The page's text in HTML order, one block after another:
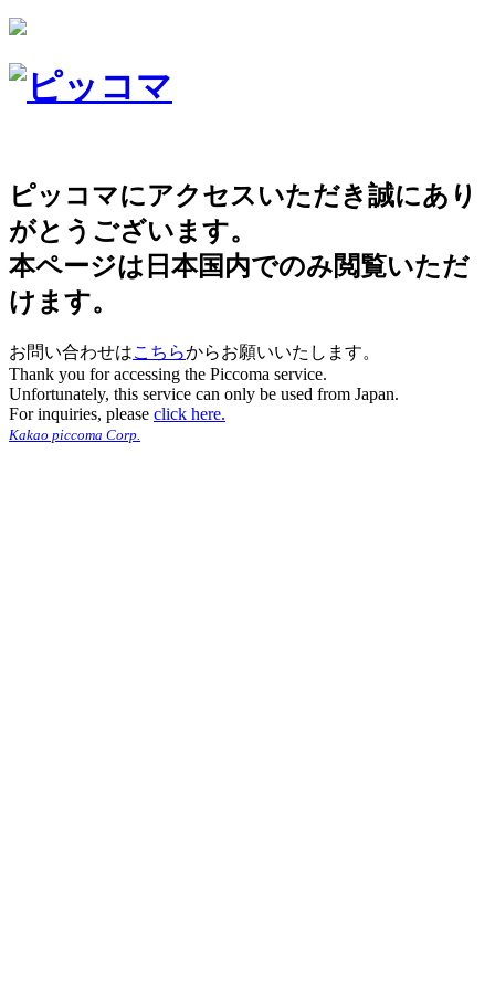
ピッコマにアクセスいただき誠にあり
がとうございます。
本ページは日本国内でのみ閲覧いただ
けます。
お問い合わせはこちらからお願いいたします。
Thank you for accessing the Piccoma service.
Unfortunately, this service can only be used from Japan.
For inquiries, please click here.
Kakao piccoma Corp.